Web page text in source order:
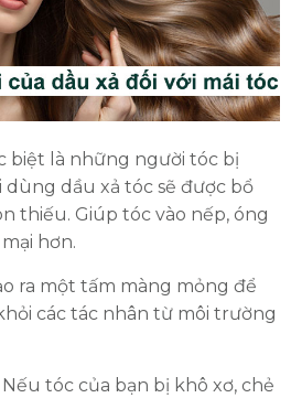
biệt là những người tóc bị
dùng dầu xả tóc sẽ được bổ
thiếu. Giúp tóc vào nếp, óng
hơn.
ra một tấm màng mỏng để
các tác nhân từ môi trường
tóc của bạn bị khô xơ, chẻ